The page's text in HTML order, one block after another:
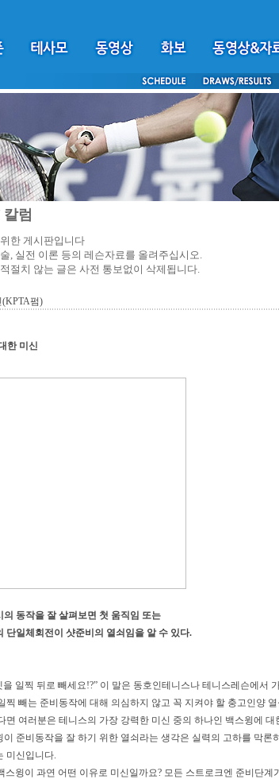
럼
한 게시판입니다
, 실전 이론 등의 레슨자료를 올려주십시오.
절치 않는 글은 사전 통보없이 삭제됩니다.
(KPTA펌)
한 미신
의 동작을 잘 살펴보면 첫 움직임 또는
단일체회전이 샷준비의 열쇠임을 알 수 있다.
을 일찍 뒤로 빼세요!?” 이 말은 동호인테니스나 테니스레슨에서
찍 빼는 준비동작에 대해 의심하지 않고 꼭 지켜야 할 충고인양
면 여러분은 테니스의 가장 강력한 미신 중의 하나인 백스윙에
이 준비동작을 잘 하기 위한 열쇠라는 생각은 실력의 고하를 막
미신입니다.
스윙이 과연 어떤 이유로 미신일까요? 모든 스트로크엔 준비단